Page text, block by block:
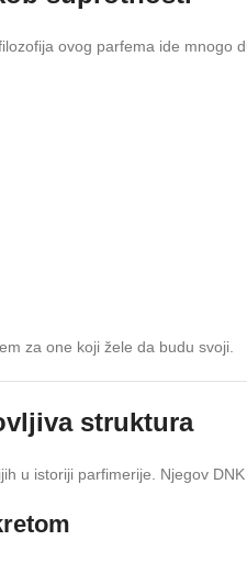
ovog parfema ide mnogo
za one koji žele da budu svoji.
struktura
u istoriji parfimerije. Njegov